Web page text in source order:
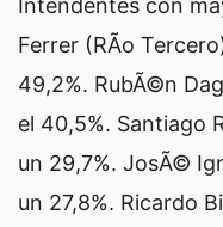
Ferrer (RÃ­o
49,2%. RubÃ©n
el 40,5%. Santiago
un 29,7%. JosÃ©
un 27,8%. Ricardo